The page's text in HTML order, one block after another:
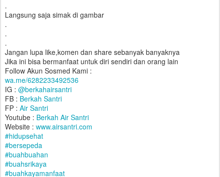
.
Langsung saja simak di gambar
.
.
.
Jangan lupa like,komen dan share sebanyak banyaknya
Jika ini bisa bermanfaat untuk diri sendiri dan orang lain
Follow Akun Sosmed Kami :
wa.me/6282233492536
IG : @berkahairsantri
FB : Berkah Santri
FP : Air Santri
Youtube : Berkah Air Santri
Website : www.airsantri.com
#hidupsehat
#bersepeda
#buahbuahan
#buahsrikaya
#buahkayamanfaat